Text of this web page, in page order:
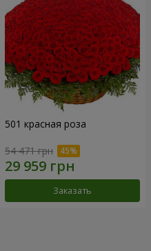
501 красная роза
54 471 грн
Заказать